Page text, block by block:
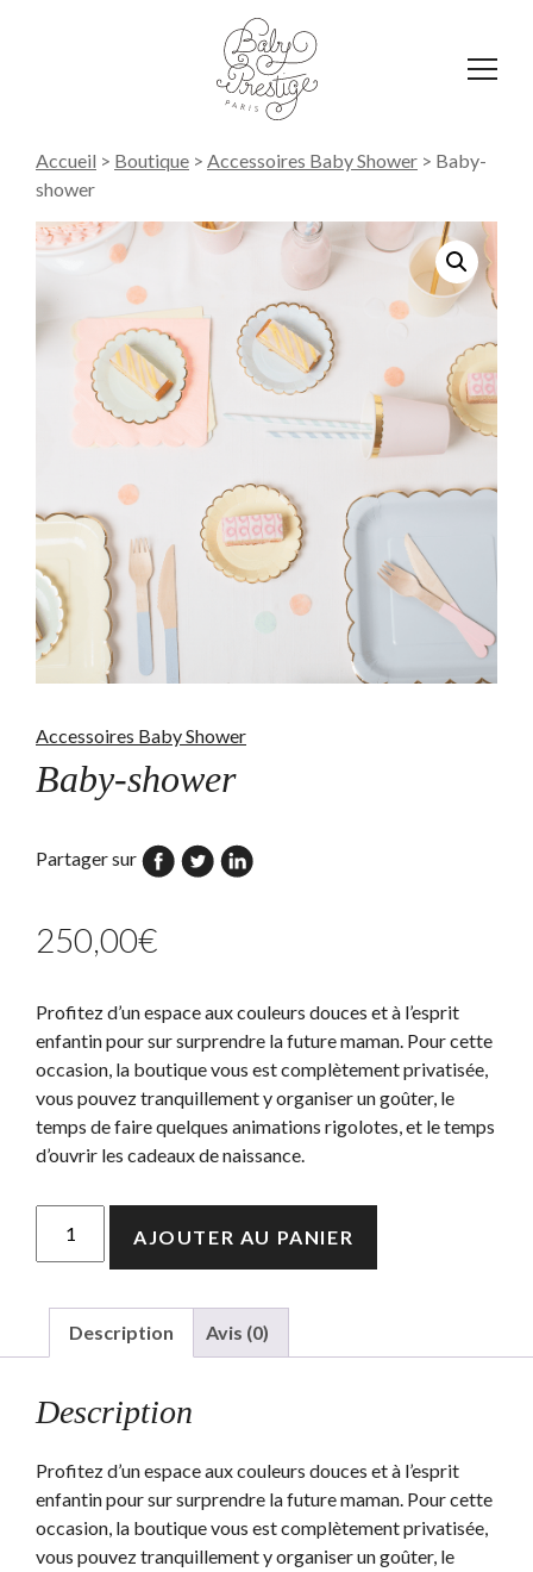
Accueil > Boutique > Accessoires Baby Shower > Baby-
shower
Accessoires Baby Shower
Baby-shower
Partager sur
250,00€
Profitez d’un espace aux couleurs douces et à l’esprit
enfantin pour sur surprendre la future maman. Pour cette
occasion, la boutique vous est complètement privatisée,
vous pouvez tranquillement y organiser un goûter, le
temps de faire quelques animations rigolotes, et le temps
d’ouvrir les cadeaux de naissance.
shower
AJOUTER AU PANIER
Description Avis (0)
Description
Profitez d’un espace aux couleurs douces et à l’esprit
enfantin pour sur surprendre la future maman. Pour cette
occasion, la boutique vous est complètement privatisée,
vous pouvez tranquillement y organiser un goûter, le